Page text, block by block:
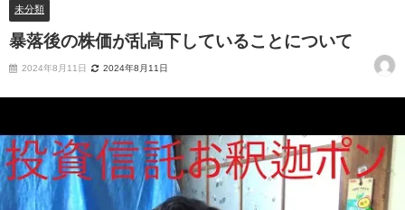
未分類
暴落後の株価が乱高下していることについて
2024年8月11日 2024年8月11日